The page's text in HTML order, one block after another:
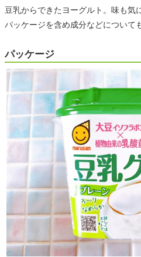
豆乳からできたヨーグルト。味も気
パッケージを含め成分などについて
パッケージ